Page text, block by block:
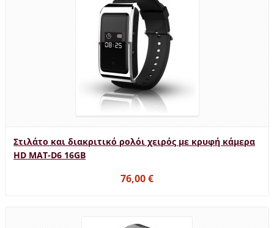
Στιλάτο και διακριτικό ρολόι χειρός με κρυφή κάμερα
HD MAT-D6 16GB
76,00 €